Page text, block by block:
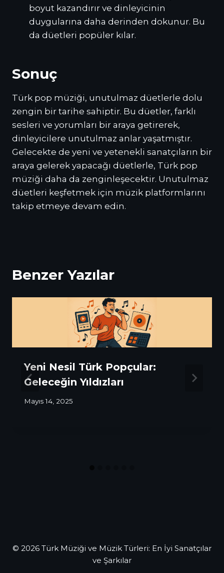
boyut kazandırır ve dinleyicinin
duygularına daha derinden dokunur. Bu
da düetleri popüler kılar.
Sonuç
Türk pop müziği, unutulmaz düetlerle dolu
zengin bir tarihe sahiptir. Bu düetler, farklı
sesleri ve yorumları bir araya getirerek,
dinleyicilere unutulmaz anlar yaşatmıştır.
Gelecekte de yeni ve yetenekli sanatçıların bir
araya gelerek yapacağı düetlerle, Türk pop
müziği daha da zenginleşecektir. Unutulmaz
düetleri keşfetmek için müzik platformlarını
takip etmeye devam edin.
Benzer Yazılar
Yeni Nesil Türk Popçular:
Geleceğin Yıldızları
Mayıs 14, 2025
© 2026 Türk Müziği ve Müzik Türleri: En İyi Sanatçılar
ve Şarkılar